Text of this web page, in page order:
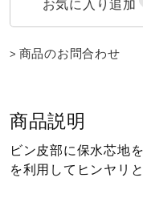
ウィンター
商品のお問合わせ
商品説明
ビン皮部に保水芯地
を利用してヒンヤリと